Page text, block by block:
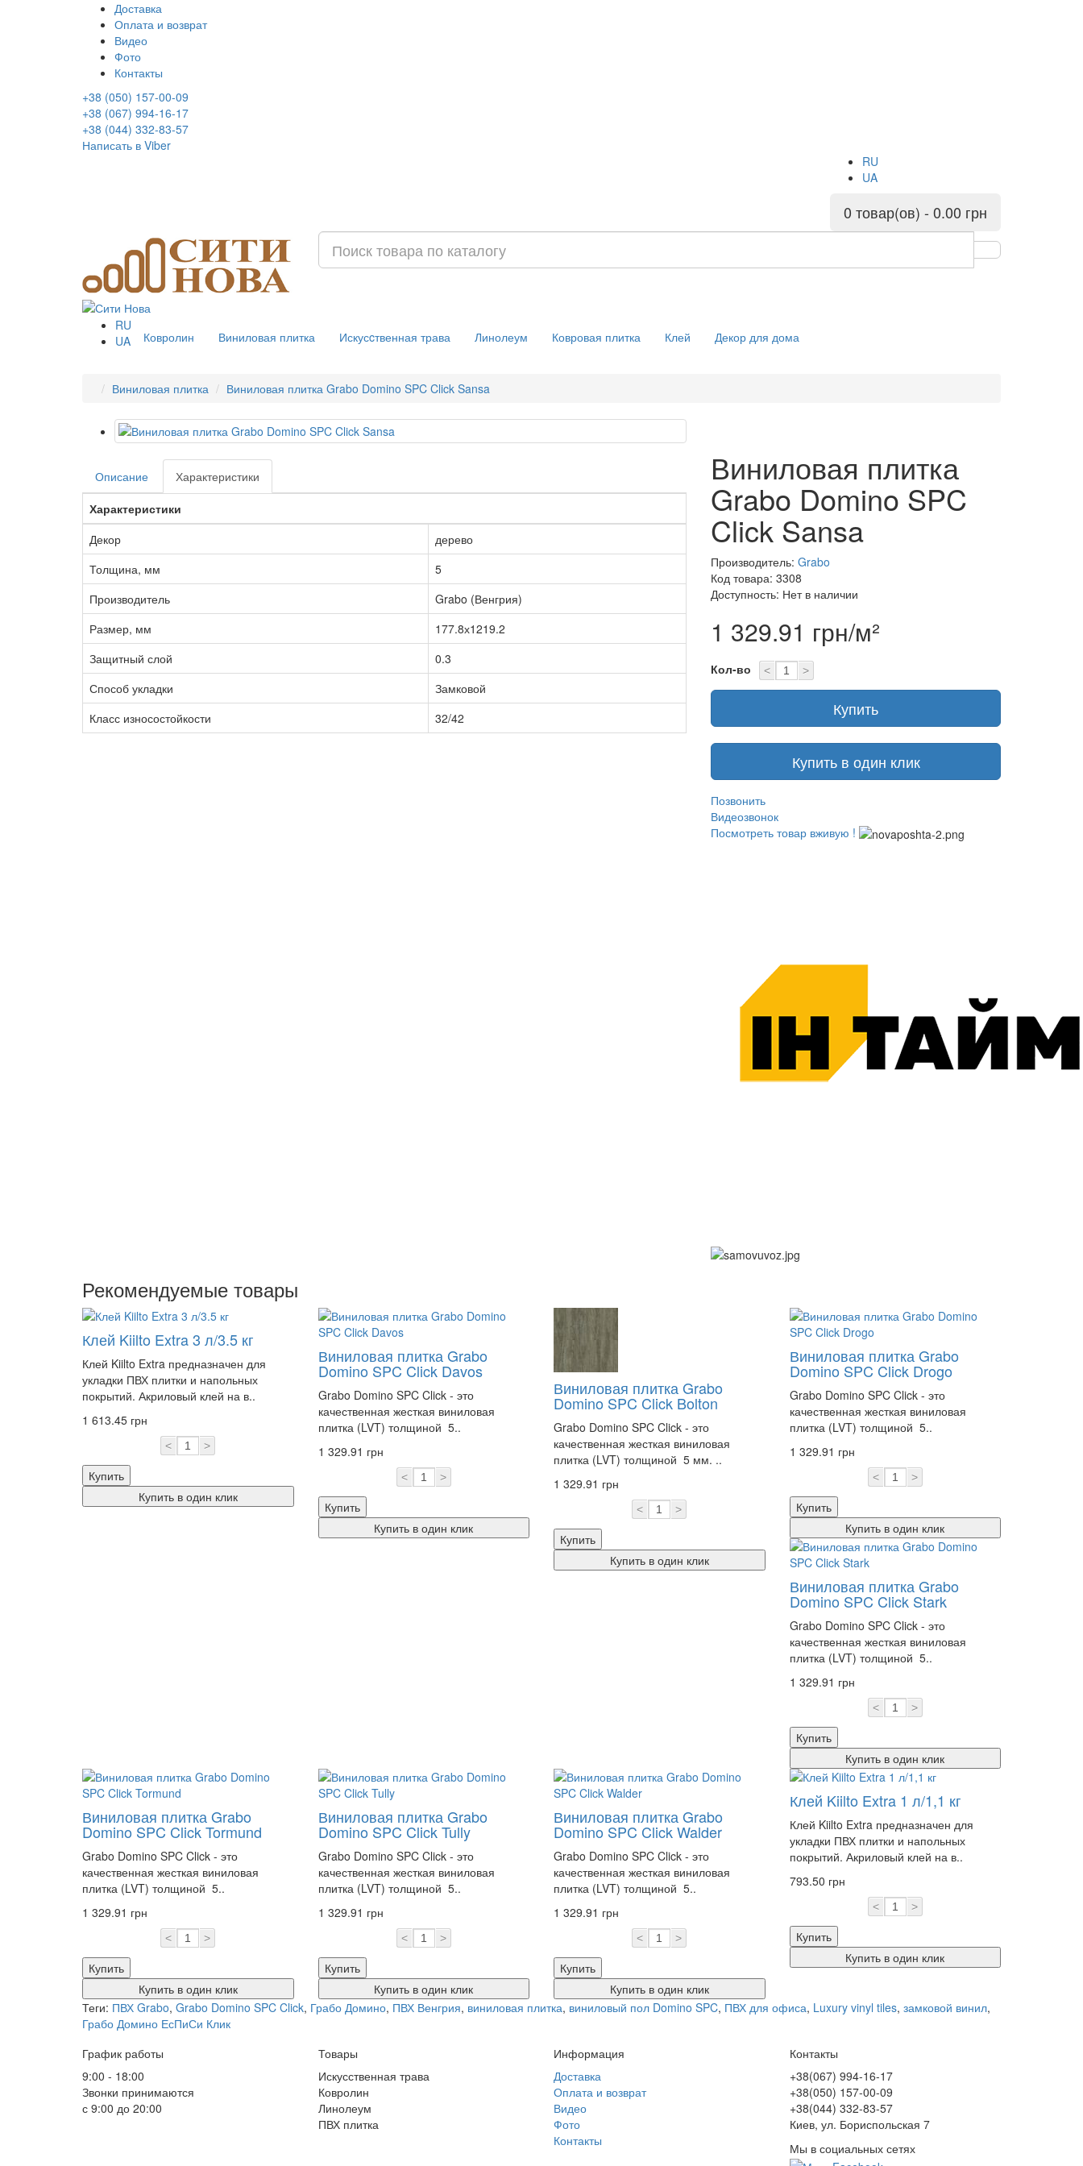
Доставка
Оплата и возврат
Видео
Фото
Контакты
+38 (050) 157-00-09
+38 (067) 994-16-17
+38 (044) 332-83-57
Написать в Viber
RU
UA
0 товар(ов) - 0.00 грн
RU
UA
Ковролин Виниловая плитка Искусcтвенная трава Линолеум Ковровая плитка Клей Декор для дома
Виниловая плитка Виниловая плитка Grabo Domino SPC Click Sansa
Описание
Характеристики
Характеристики
Декор
дерево
Толщина, мм
5
Производитель
Grabo (Венгрия)
Размер, мм
177.8х1219.2
Защитный слой
0.3
Способ укладки
Замковой
Класс износостойкости
32/42
Виниловая плитка
Grabo Domino SPC
Click Sansa
Производитель: Grabo
Код товара: 3308
Доступность: Нет в наличии
1 329.91 грн/м²
Кол-во < >
Купить
Купить в один клик
Позвонить
Видеозвонок
Посмотреть товар вживую !
Рекомендуемые товары
Клей Kiilto Extra 3 л/3.5 кг
Клей Kiilto Extra предназначен для
укладки ПВХ плитки и напольных
покрытий. Акриловый клей на в..
1 613.45 грн
< >
Купить
Купить в один клик
Виниловая плитка Grabo
Domino SPC Click Davos
Grabo Domino SPC Click - это
качественная жесткая виниловая
плитка (LVT) толщиной 5..
1 329.91 грн
< >
Купить
Купить в один клик
Виниловая плитка Grabo
Domino SPC Click Bolton
Grabo Domino SPC Click - это
качественная жесткая виниловая
плитка (LVT) толщиной 5 мм. ..
1 329.91 грн
< >
Купить
Купить в один клик
Виниловая плитка Grabo
Domino SPC Click Drogo
Grabo Domino SPC Click - это
качественная жесткая виниловая
плитка (LVT) толщиной 5..
1 329.91 грн
< >
Купить
Купить в один клик
Виниловая плитка Grabo
Domino SPC Click Stark
Grabo Domino SPC Click - это
качественная жесткая виниловая
плитка (LVT) толщиной 5..
1 329.91 грн
< >
Купить
Купить в один клик
Виниловая плитка Grabo
Domino SPC Click Tormund
Grabo Domino SPC Click - это
качественная жесткая виниловая
плитка (LVT) толщиной 5..
1 329.91 грн
< >
Купить
Купить в один клик
Виниловая плитка Grabo
Domino SPC Click Tully
Grabo Domino SPC Click - это
качественная жесткая виниловая
плитка (LVT) толщиной 5..
1 329.91 грн
< >
Купить
Купить в один клик
Виниловая плитка Grabo
Domino SPC Click Walder
Grabo Domino SPC Click - это
качественная жесткая виниловая
плитка (LVT) толщиной 5..
1 329.91 грн
< >
Купить
Купить в один клик
Клей Kiilto Extra 1 л/1,1 кг
Клей Kiilto Extra предназначен для
укладки ПВХ плитки и напольных
покрытий. Акриловый клей на в..
793.50 грн
< >
Купить
Купить в один клик
Теги: ПВХ Grabo, Grabo Domino SPC Click, Грабо Домино, ПВХ Венгрия, виниловая плитка, виниловый пол Domino SPC, ПВХ для офиса, Luxury vinyl tiles, замковой винил,
Грабо Домино ЕсПиСи Клик
График работы
9:00 - 18:00
Звонки принимаются
с 9:00 до 20:00
Товары
Искусственная трава
Ковролин
Линолеум
ПВХ плитка
Информация
Доставка
Оплата и возврат
Видео
Фото
Контакты
Контакты
+38(067) 994-16-17
+38(050) 157-00-09
+38(044) 332-83-57
Киев, ул. Бориспольская 7
Мы в социальных сетях